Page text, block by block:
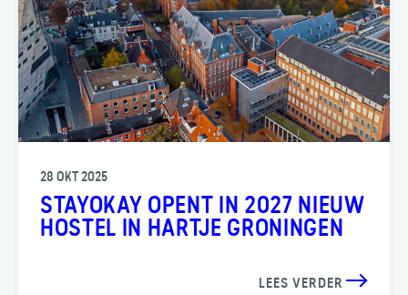
28 OKT 2025
STAYOKAY OPENT IN 2027 NIEUW
HOSTEL IN HARTJE GRONINGEN
LEES VERDER